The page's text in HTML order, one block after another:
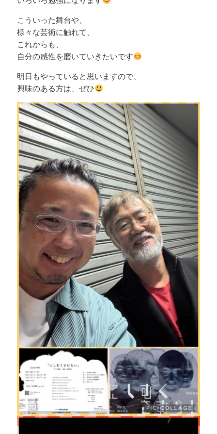
こういった舞台や、
様々な芸術に触れて、
これからも、
自分の感性を磨いていきたいです
明日もやっていると思いますので、
興味のある方は、ぜひ